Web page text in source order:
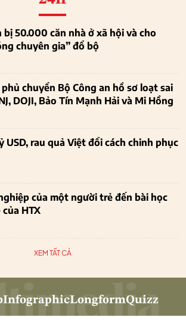
bị 50.000 căn nhà ở xã hội và cho
chuyên gia” đổ bộ
chuyển Bộ Công an hồ sơ loạt sai
DOJI, Bảo Tín Mạnh Hải và Mi Hồng
USD, rau quả Việt đổi cách chinh phục
của một người trẻ đến bài học
HTX
XEM TẤT CẢ
InfographicLongformQuizz